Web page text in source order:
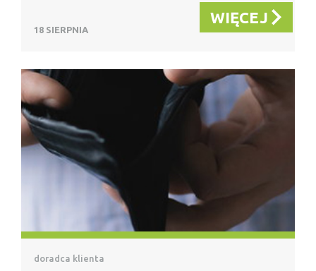
18 SIERPNIA
WIĘCEJ
doradca klienta